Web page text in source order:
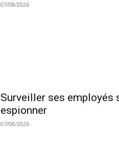
07/08/2026
Surveiller ses employés
espionner
07/08/2026